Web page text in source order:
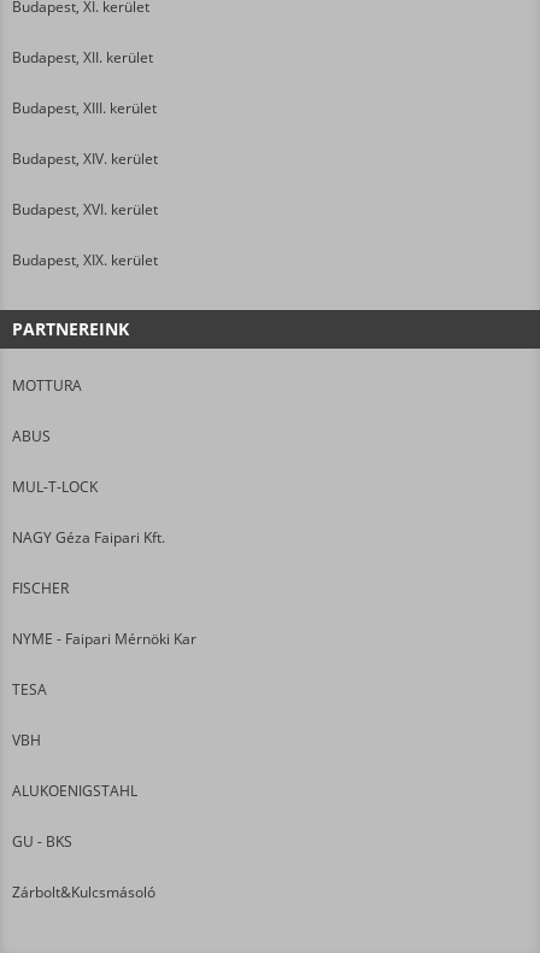
Budapest, XI. kerület
Budapest, XII. kerület
Budapest, XIII. kerület
Budapest, XIV. kerület
Budapest, XVI. kerület
Budapest, XIX. kerület
PARTNEREINK
MOTTURA
ABUS
MUL-T-LOCK
NAGY Géza Faipari Kft.
FISCHER
NYME - Faipari Mérnöki Kar
TESA
VBH
ALUKOENIGSTAHL
GU - BKS
Zárbolt&Kulcsmásoló